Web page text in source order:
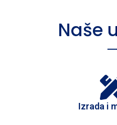
Naše
Izrada i